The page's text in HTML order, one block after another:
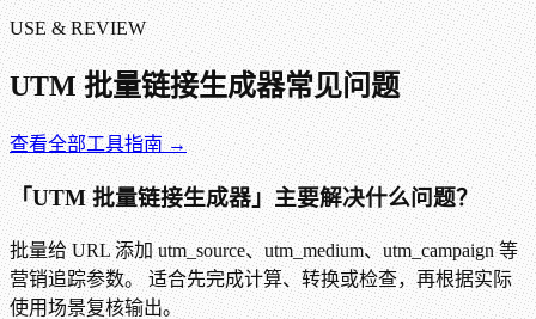
USE & REVIEW
UTM 批量链接生成器常见问题
查看全部工具指南 →
「UTM 批量链接生成器」主要解决什么问题？
批量给 URL 添加 utm_source、utm_medium、utm_campaign 等
营销追踪参数。 适合先完成计算、转换或检查，再根据实际
使用场景复核输出。